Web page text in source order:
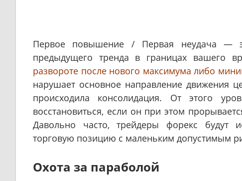
Первое повышение / Первая неудача —
предыдущего тренда в границах вашего
развороте после нового максимума либо
нарушает основное направление движения
происходила консолидация. От этого
восстановиться, если он при этом
Давольно часто, трейдеры форекс будут
торговую позицию с маленьким допустимым
Охота за параболой